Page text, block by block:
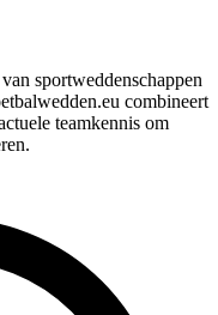
sportweddenschappen
combineert
teamkennis om